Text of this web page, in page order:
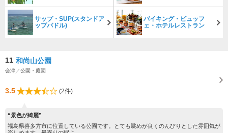
サップ・SUP(スタンドア
ップパドル)
バイキング・ビュッフ
ェ・ホテルレストラン
11 和尚山公園
会津／公園・庭園
3.5 (2件)
“景色が綺麗”
福島県喜多方市に位置している公園です。とても眺めが良くのんびりとした雰囲気が